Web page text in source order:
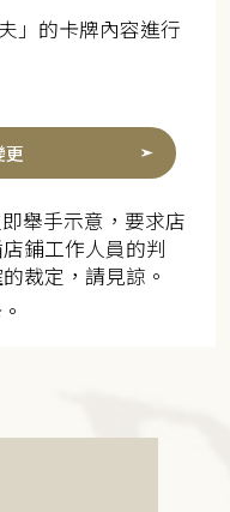
」的卡牌內容進行
更
舉手示意，要求店
鋪工作人員的判
裁定，請見諒。